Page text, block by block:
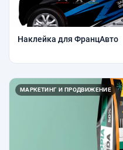
Наклейка для ФранцАвто
МАРКЕТИНГ И ПРОДВИЖЕНИЕ